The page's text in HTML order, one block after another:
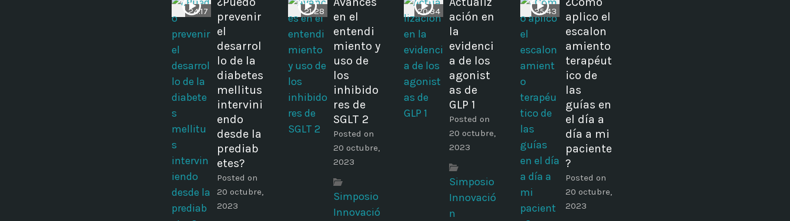
24:17
prevenir
el
desarrol
lo de la
diabetes
mellitus
intervini
endo
desde la
prediab
etes?
Posted on
20 octubre,
2023
21:28
en el
entendi
miento y
uso de
los
inhibido
res de
SGLT 2
Posted on
20 octubre,
2023
Simposio
Innovació
20:34
ación en
la
evidenci
a de los
agonist
as de
GLP 1
Posted on
20 octubre,
2023
Simposio
Innovació
n
25:43
aplico el
escalon
amiento
terapéut
ico de
las
guías en
el día a
día a mi
paciente
?
Posted on
20 octubre,
2023